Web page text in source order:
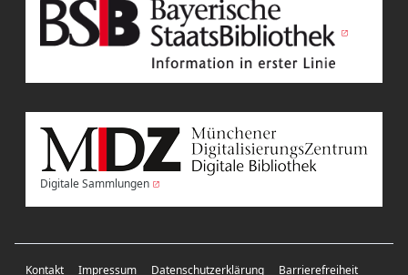
Digitale Sammlungen
Kontakt Impressum Datenschutzerklärung Barrierefreiheit